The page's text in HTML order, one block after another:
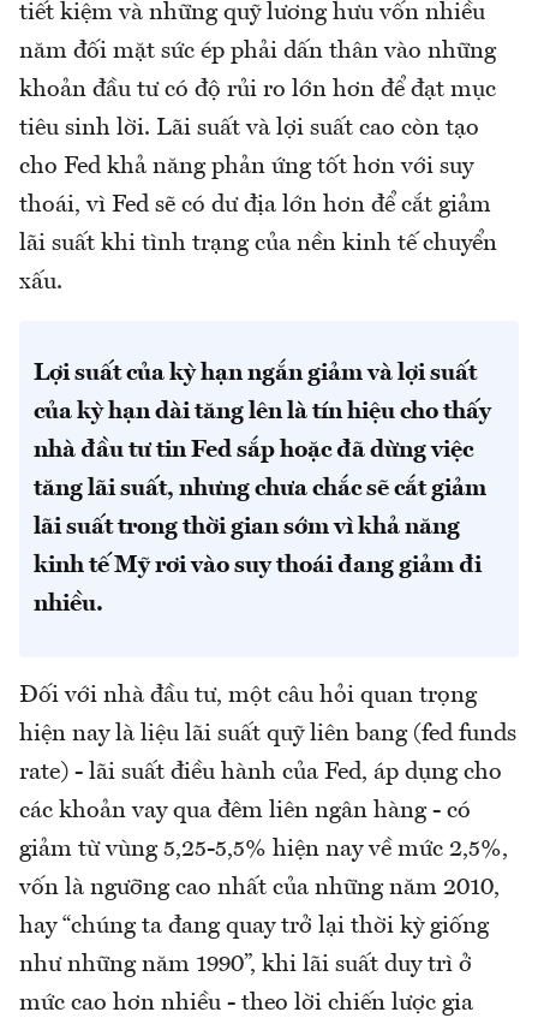
tiết kiệm và những quỹ lương hưu vốn nhiều
năm đối mặt sức ép phải dấn thân vào những
khoản đầu tư có độ rủi ro lớn hơn để đạt mục
tiêu sinh lời. Lãi suất và lợi suất cao còn tạo
cho Fed khả năng phản ứng tốt hơn với suy
thoái, vì Fed sẽ có dư địa lớn hơn để cắt giảm
lãi suất khi tình trạng của nền kinh tế chuyển
xấu.
Lợi suất của kỳ hạn ngắn giảm và lợi suất
của kỳ hạn dài tăng lên là tín hiệu cho thấy
nhà đầu tư tin Fed sắp hoặc đã dừng việc
tăng lãi suất, nhưng chưa chắc sẽ cắt giảm
lãi suất trong thời gian sớm vì khả năng
kinh tế Mỹ rơi vào suy thoái đang giảm đi
nhiều.
Đối với nhà đầu tư, một câu hỏi quan trọng
hiện nay là liệu lãi suất quỹ liên bang (fed funds
rate) - lãi suất điều hành của Fed, áp dụng cho
các khoản vay qua đêm liên ngân hàng - có
giảm từ vùng 5,25-5,5% hiện nay về mức 2,5%,
vốn là ngưỡng cao nhất của những năm 2010,
hay “chúng ta đang quay trở lại thời kỳ giống
như những năm 1990”, khi lãi suất duy trì ở
mức cao hơn nhiều - theo lời chiến lược gia